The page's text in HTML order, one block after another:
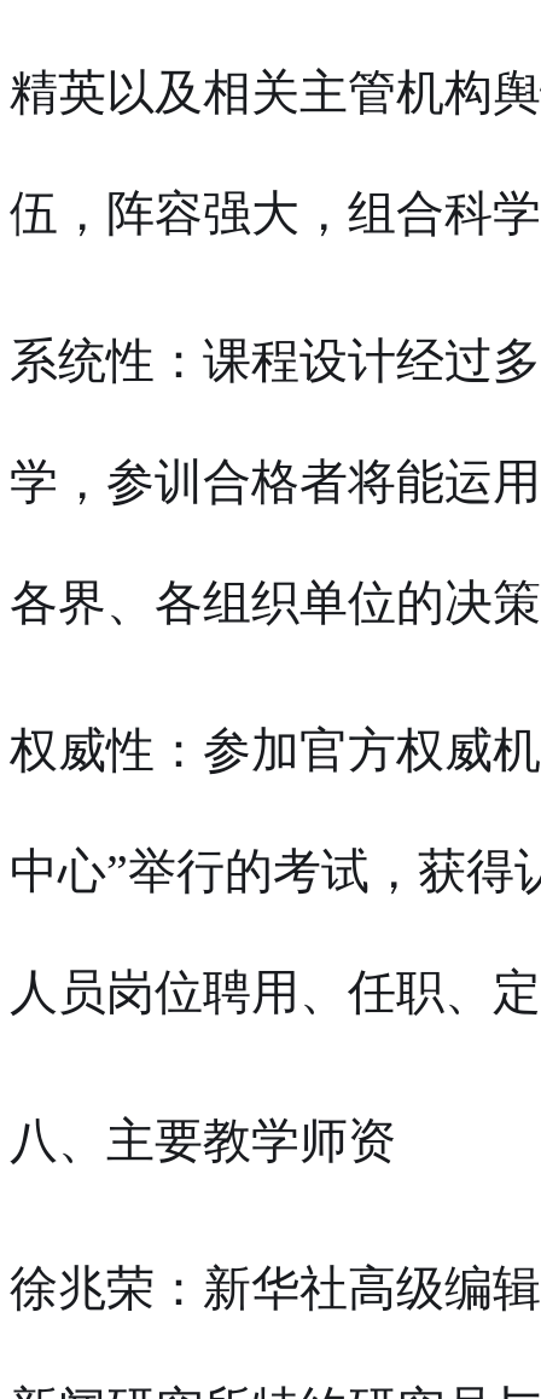
精英以及相关主管机构
伍，阵容强大，组合科
系统性：课程设计经过
学，参训合格者将能运
各界、各组织单位的决
权威性：参加官方权威
中心”举行的考试，获得
人员岗位聘用、任职、
八、主要教学师资
徐兆荣：新华社高级编